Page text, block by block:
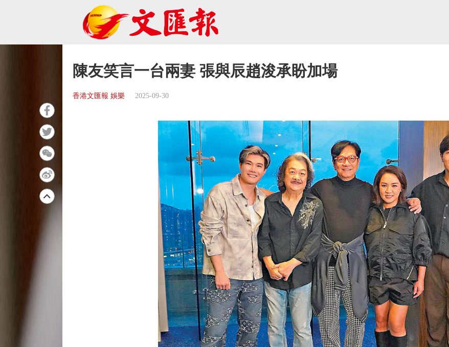
陳友笑言一台兩妻 張與辰趙浚承盼加場
香港文匯報 娛樂 2025-09-30